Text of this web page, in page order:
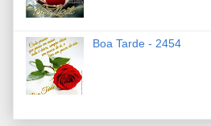
Boa Tarde - 2454